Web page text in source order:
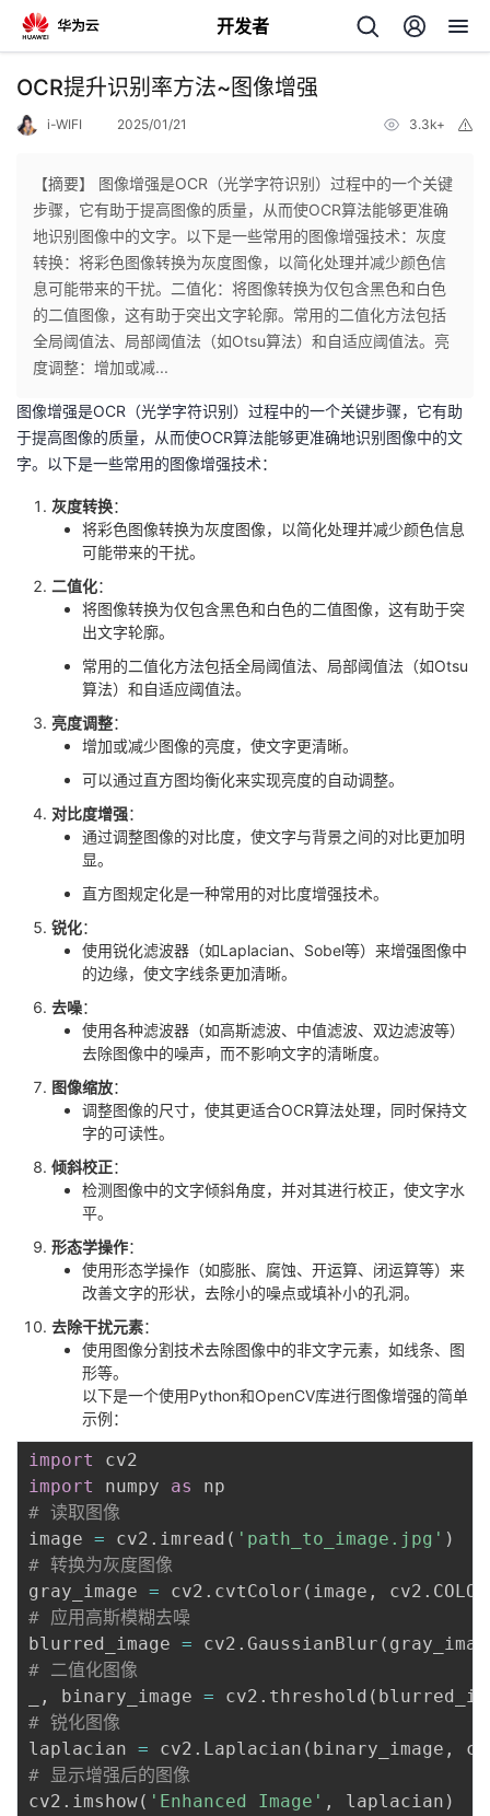
开发者
返
个
人
主
页
我
的
开
发
我
注
开
学
的
我
证
实
验
的
收
藏
的
Programs
我
持
技
持
的
建
议
OCR提升识别率方法~图像增强
i-WIFI 2025/01/21 3.3k+
【摘要】 图像增强是OCR（光学字符识别）过程中的一个关键
步骤，它有助于提高图像的质量，从而使OCR算法能够更准确
地识别图像中的文字。以下是一些常用的图像增强技术：灰度
转换：将彩色图像转换为灰度图像，以简化处理并减少颜色信
息可能带来的干扰。二值化：将图像转换为仅包含黑色和白色
的二值图像，这有助于突出文字轮廓。常用的二值化方法包括
全局阈值法、局部阈值法（如Otsu算法）和自适应阈值法。亮
度调整：增加或减...
图像增强是OCR（光学字符识别）过程中的一个关键步骤，它有助
于提高图像的质量，从而使OCR算法能够更准确地识别图像中的文
字。以下是一些常用的图像增强技术：
灰度转换：
将彩色图像转换为灰度图像，以简化处理并减少颜色信息
可能带来的干扰。
二值化：
将图像转换为仅包含黑色和白色的二值图像，这有助于突
出文字轮廓。
常用的二值化方法包括全局阈值法、局部阈值法（如Otsu
算法）和自适应阈值法。
亮度调整：
增加或减少图像的亮度，使文字更清晰。
可以通过直方图均衡化来实现亮度的自动调整。
对比度增强：
通过调整图像的对比度，使文字与背景之间的对比更加明
显。
直方图规定化是一种常用的对比度增强技术。
锐化：
使用锐化滤波器（如Laplacian、Sobel等）来增强图像中
的边缘，使文字线条更加清晰。
去噪：
使用各种滤波器（如高斯滤波、中值滤波、双边滤波等）
去除图像中的噪声，而不影响文字的清晰度。
图像缩放：
调整图像的尺寸，使其更适合OCR算法处理，同时保持文
字的可读性。
倾斜校正：
检测图像中的文字倾斜角度，并对其进行校正，使文字水
平。
形态学操作：
使用形态学操作（如膨胀、腐蚀、开运算、闭运算等）来
改善文字的形状，去除小的噪点或填补小的孔洞。
去除干扰元素：
使用图像分割技术去除图像中的非文字元素，如线条、图
形等。
以下是一个使用Python和OpenCV库进行图像增强的简单
示例：
import
import
numpy as
# 读取图像
image = cv2 . imread ( 'path_to_image.jpg' )
# 转换为灰度图像
gray_image = cv2 . cvtColor ( image , cv2 .
# 应用高斯模糊去噪
blurred_image = cv2 . GaussianBlur (
# 二值化图像
, binary_image = cv2 . threshold (
# 锐化图像
laplacian = cv2 . Laplacian ( binary_image ,
# 显示增强后的图像
cv2 . imshow( 'Enhanced Image' , laplacian )